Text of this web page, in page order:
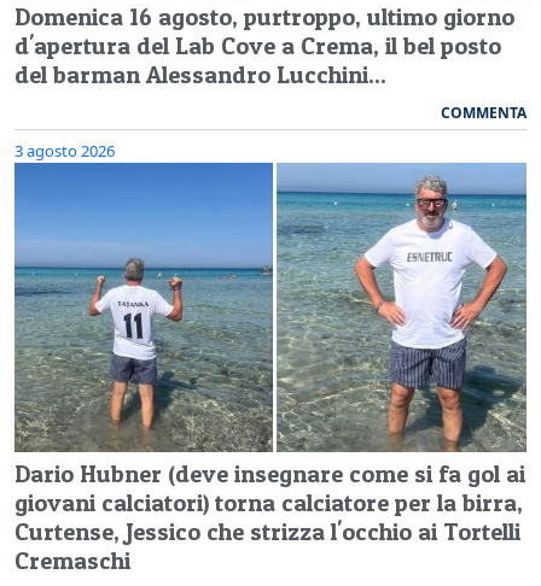
Domenica 16 agosto, purtroppo, ultimo giorno
d'apertura del Lab Cove a Crema, il bel posto
del barman Alessandro Lucchini...
COMMENTA
3 agosto 2026
Dario Hubner (deve insegnare come si fa gol ai
giovani calciatori) torna calciatore per la birra,
Curtense, Jessico che strizza l'occhio ai Tortelli
Cremaschi